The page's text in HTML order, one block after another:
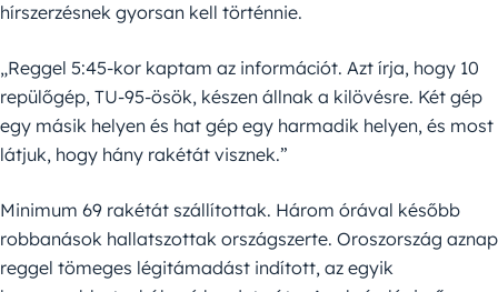
hírszerzésnek gyorsan kell történnie.
„Reggel 5:45-kor kaptam az információt. Azt írja, hogy 10
repülőgép, TU-95-ösök, készen állnak a kilövésre. Két gép
egy másik helyen és hat gép egy harmadik helyen, és most
látjuk, hogy hány rakétát visznek.”
Minimum 69 rakétát szállítottak. Három órával később
robbanások hallatszottak országszerte. Oroszország aznap
reggel tömeges légitámadást indított, az egyik